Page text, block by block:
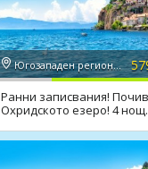
Югозападен регион, Охрид
Ранни записвания!
Охридското езеро! 4